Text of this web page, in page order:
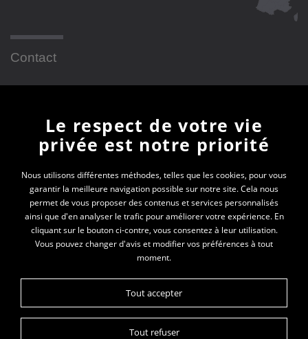
Contact
Newsletter
En vous inscrivant à la newsletter, vous recevrez
toutes les actualités des PEP 01
Votre e-mail*
Politique de gestion des cookies
Le respect de votre vie
privée est notre priorité
Nous utilisons différentes méthodes, telles que les cookies, pour vous
garantir la meilleure navigation possible sur notre site. Cela nous
permet de vous proposer des contenus et services personnalisés
ainsi que d'en analyser le trafic pour améliorer votre expérience. En
cliquant sur le bouton ci-contre, vous consentez à leur utilisation.
Vous pouvez changer d'avis et modifier vos préférences à tout
moment.
Tout accepter
Tout refuser